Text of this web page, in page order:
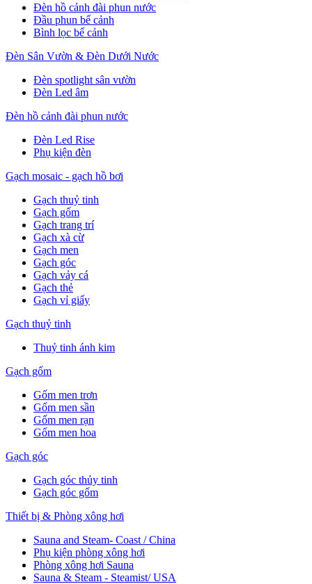
Đèn hồ cảnh đài phun nước
Đầu phun bể cảnh
Bình lọc bể cảnh
Đèn Sân Vườn & Đèn Dưới Nước
Đèn spotlight sân vườn
Đèn Led âm
Đèn hồ cảnh đài phun nước
Đèn Led Rise
Phụ kiện đèn
Gạch mosaic - gạch hồ bơi
Gạch thuỷ tinh
Gạch gốm
Gạch trang trí
Gạch xà cừ
Gạch men
Gạch góc
Gạch vảy cá
Gạch thẻ
Gạch vỉ giấy
Gạch thuỷ tinh
Thuỷ tinh ánh kim
Gạch gốm
Gốm men trơn
Gốm men sần
Gốm men rạn
Gốm men hoa
Gạch góc
Gạch góc thủy tinh
Gạch góc gốm
Thiết bị & Phòng xông hơi
Sauna and Steam- Coast / China
Phụ kiện phòng xông hơi
Phòng xông hơi Sauna
Sauna & Steam - Steamist/ USA